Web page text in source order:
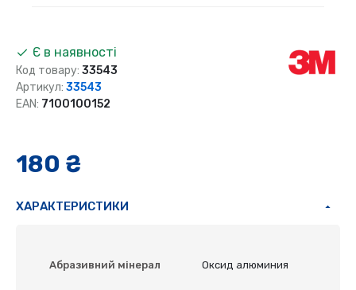
180 ₴
Є в наявності
Код товару: 33543
Артикул: 33543
EAN: 7100100152
ХАРАКТЕРИСТИКИ
Абразивний мінерал Оксид алюминия